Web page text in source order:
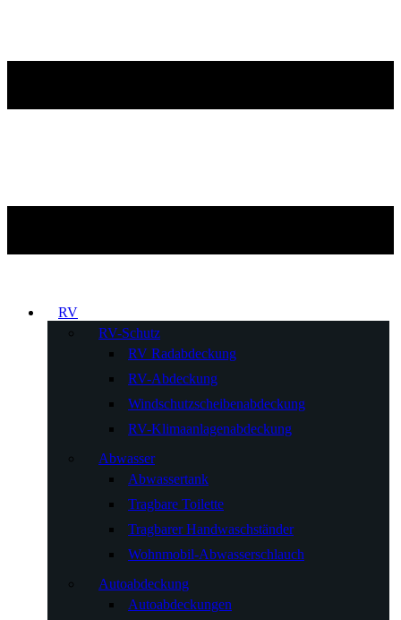
RV
RV-Schutz
RV Radabdeckung
RV-Abdeckung
Windschutzscheibenabdeckung
RV-Klimaanlagenabdeckung
Abwasser
Abwassertank
Tragbare Toilette
Tragbarer Handwaschständer
Wohnmobil-Abwasserschlauch
Autoabdeckung
Autoabdeckungen